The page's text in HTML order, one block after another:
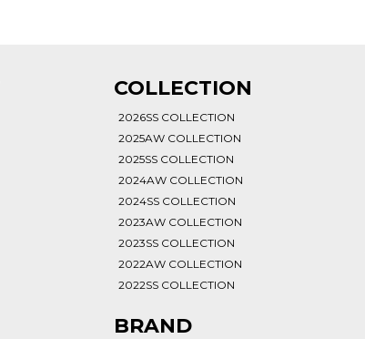
COLLECTION
2026SS COLLECTION
2025AW COLLECTION
2025SS COLLECTION
2024AW COLLECTION
2024SS COLLECTION
2023AW COLLECTION
2023SS COLLECTION
2022AW COLLECTION
2022SS COLLECTION
BRAND